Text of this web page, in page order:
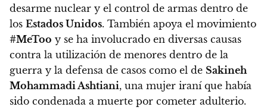
desarme nuclear y el control de armas dentro de
los Estados Unidos. También apoya el movimiento
#MeToo y se ha involucrado en diversas causas
contra la utilización de menores dentro de la
guerra y la defensa de casos como el de Sakineh
Mohammadi Ashtiani, una mujer iraní que había
sido condenada a muerte por cometer adulterio.